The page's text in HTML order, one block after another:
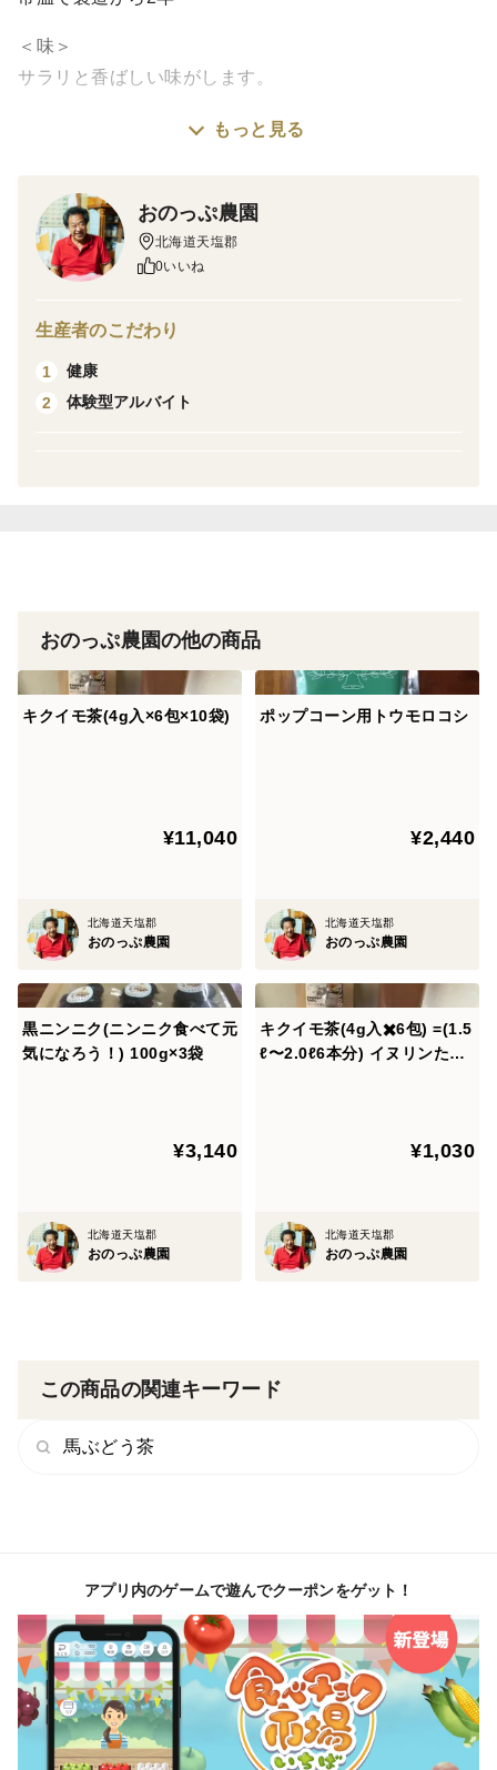
＜味＞
サラリと香ばしい味がします。
菊芋の成分をお茶に凝縮し
気楽に飲めるようになりました。
平成18年菊芋畑のJAS認証を受けました。
＜産地の特徴＞
もっと見る
おのっぷ農園
北海道天塩郡
0いいね
生産者のこだわり
1
健康
2
体験型アルバイト
おのっぷ農園の他の商品
キクイモ茶(4g入×6包×10袋)
¥11,040
北海道天塩郡
おのっぷ農園
ポップコーン用トウモロコシ
¥2,440
北海道天塩郡
おのっぷ農園
黒ニンニク(ニンニク食べて元
気になろう！) 100g×3袋
¥3,140
北海道天塩郡
おのっぷ農園
キクイモ茶(4g入✖️6包) =(1.5
ℓ〜2.0ℓ6本分) イヌリンたっ
¥1,030
北海道天塩郡
おのっぷ農園
この商品の関連キーワード
馬ぶどう茶
アプリ内のゲームで遊んでクーポンをゲット！